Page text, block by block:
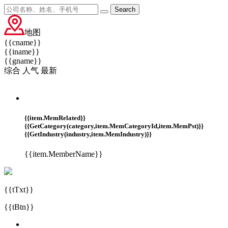
Search
地图
{{cname}}
{{iname}}
{{gname}}
综合 人气 最新
{{item.MemRelated}}
{{GetCategory(category,item.MemCategoryId,item.MemPst)}}
{{GetIndustry(industry,item.MemIndustry)}}
{{item.MemberName}}
{{tTxt}}
{{tBtn}}